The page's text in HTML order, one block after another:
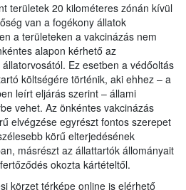
területek 20 kilométeres zónán kívül
van a fogékony állatok
a területeken a vakcinázás nem
alapon kérhető az
Ez esetben a védőoltás
költségére történik, aki ehhez – a
leírt eljárás szerint – állami
vehet. Az önkéntes vakcinázás
elvégzése egyrészt fontos szerepet
körű elterjedésének
másrészt az állattartók állományait
okozta kártételtől.
körzet térképe online is elérhető